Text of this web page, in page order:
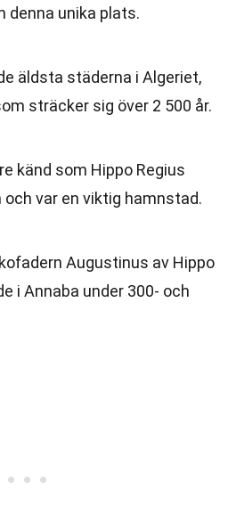
denna unika plats.
äldsta städerna i Algeriet,
sträcker sig över 2 500 år.
känd som Hippo Regius
var en viktig hamnstad.
Augustinus av Hippo
i Annaba under 300- och